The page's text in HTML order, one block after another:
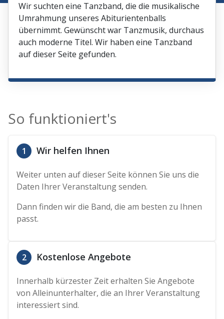
Wir suchten eine Tanzband, die die musikalische
Umrahmung unseres Abiturientenballs
übernimmt. Gewünscht war Tanzmusik, durchaus
auch moderne Titel. Wir haben eine Tanzband
auf dieser Seite gefunden.
So funktioniert's
1 Wir helfen Ihnen
Weiter unten auf dieser Seite können Sie uns die
Daten Ihrer Veranstaltung senden.
Dann finden wir die Band, die am besten zu Ihnen
passt.
2 Kostenlose Angebote
Innerhalb kürzester Zeit erhalten Sie Angebote
von Alleinunterhalter, die an Ihrer Veranstaltung
interessiert sind.